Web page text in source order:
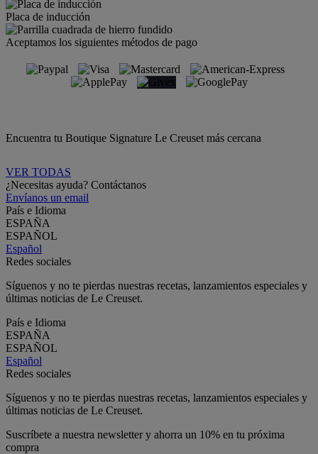
Placa de inducción
Aceptamos los siguientes métodos de pago
Encuentra tu Boutique Signature Le Creuset más cercana
VER TODAS
¿Necesitas ayuda? Contáctanos
Envíanos un email
País e Idioma
ESPAÑA
ESPAÑOL
Español
Redes sociales
Síguenos y no te pierdas nuestras recetas, lanzamientos especiales y
últimas noticias de Le Creuset.
País e Idioma
ESPAÑA
ESPAÑOL
Español
Redes sociales
Síguenos y no te pierdas nuestras recetas, lanzamientos especiales y
últimas noticias de Le Creuset.
Suscríbete a nuestra newsletter y ahorra un 10% en tu próxima
compra